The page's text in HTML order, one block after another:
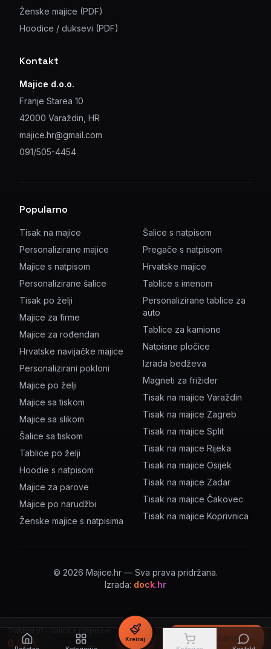
Traktori v1 – šalica s natpisom
6.00€ U košaricu
Ženske majice (PDF)
Hoodice / duksevi (PDF)
Kontakt
Majice d.o.o.
Franje Starea 10
42000 Varaždin, HR
majice.hr@gmail.com
091/505-4454
Popularno
Tisak na majice
Personalizirane majice
Majice s natpisom
Personalizirane šalice
Tisak po želji
Majice za firme
Majice za rođendan
Hrvatske navijačke majice
Personalizirani pokloni
Majice po želji
Majice sa tiskom
Majice sa slikom
Šalice sa tiskom
Tablice po želji
Hoodie s natpisom
Majice za parove
Majice po narudžbi
Ženske majice s natpisima
Šalice s natpisom
Pregače s natpisom
Hrvatske majice
Tablice s imenom
Personalizirane tablice za
auto
Tablice za kamione
Natpisne pločice
Izrada bedževa
Magneti za frižider
Tisak na majice Varaždin
Tisak na majice Zagreb
Tisak na majice Split
Tisak na majice Rijeka
Tisak na majice Osijek
Tisak na majice Zadar
Tisak na majice Čakovec
Tisak na majice Koprivnica
© 2026 Majice.hr — Sva prava pridržana.
Izrada: dock.hr
Kreiraj